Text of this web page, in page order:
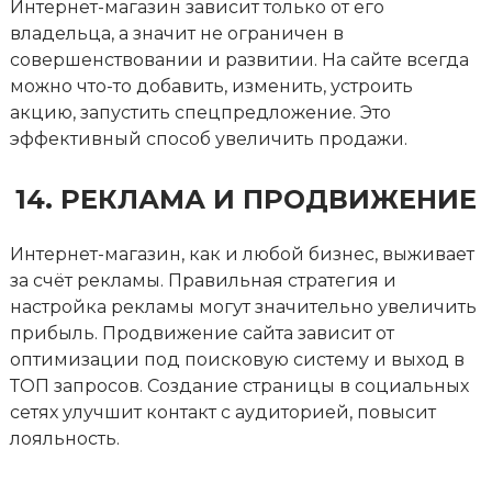
Интернет-магазин зависит только от его
владельца, а значит не ограничен в
совершенствовании и развитии. На сайте всегда
можно что-то добавить, изменить, устроить
акцию, запустить спецпредложение. Это
эффективный способ увеличить продажи.
14. РЕКЛАМА И ПРОДВИЖЕНИЕ
Интернет-магазин, как и любой бизнес, выживает
за счёт рекламы. Правильная стратегия и
настройка рекламы могут значительно увеличить
прибыль. Продвижение сайта зависит от
оптимизации под поисковую систему и выход в
ТОП запросов. Создание страницы в социальных
сетях улучшит контакт с аудиторией, повысит
лояльность.